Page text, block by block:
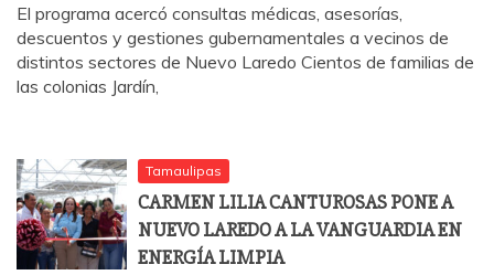
El programa acercó consultas médicas, asesorías,
descuentos y gestiones gubernamentales a vecinos de
distintos sectores de Nuevo Laredo Cientos de familias de
las colonias Jardín,
Tamaulipas
CARMEN LILIA CANTUROSAS PONE A
NUEVO LAREDO A LA VANGUARDIA EN
ENERGÍA LIMPIA